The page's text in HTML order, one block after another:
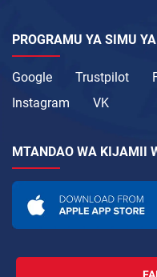
PROGRAMU YA SIMU
Google Trustpilot
Instagram
VK
MTANDAO WA KIJAMII